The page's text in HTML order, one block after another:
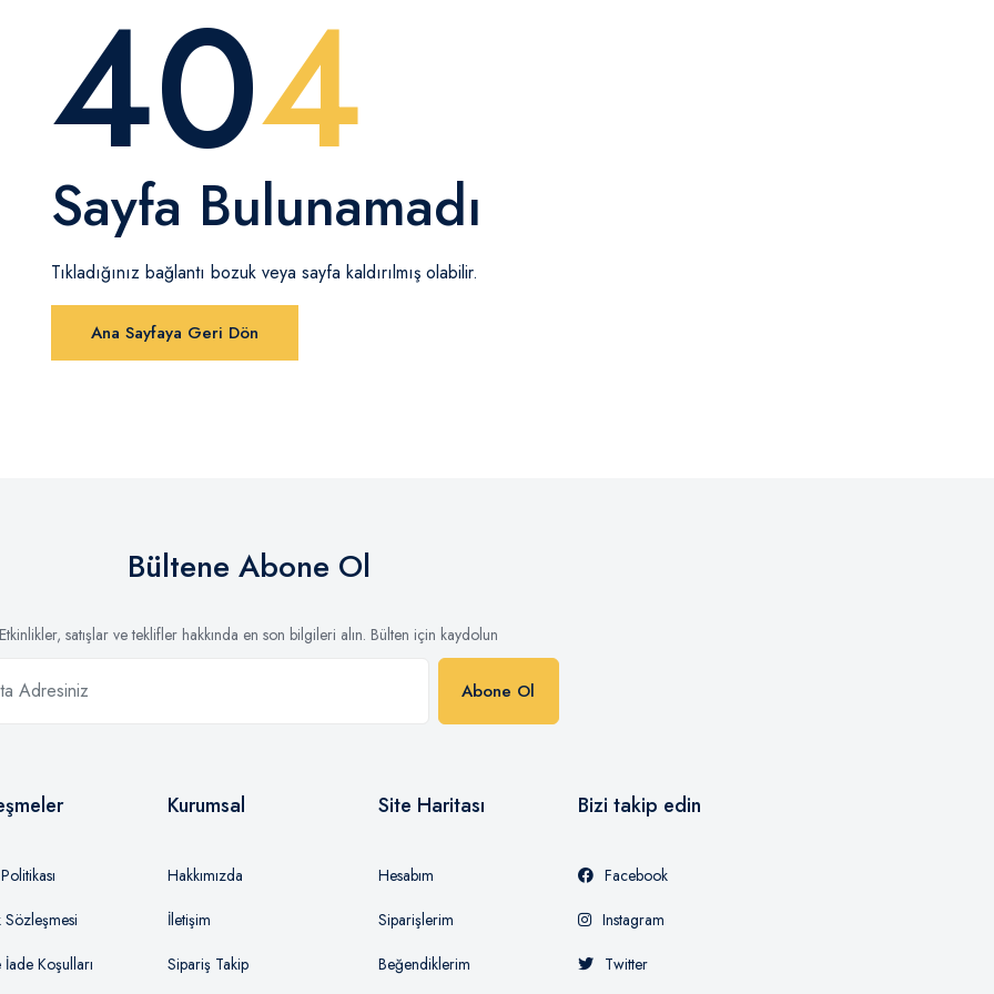
404
Sayfa Bulunamadı
Tıkladığınız bağlantı bozuk veya sayfa kaldırılmış olabilir.
Ana Sayfaya Geri Dön
Bültene Abone Ol
Etkinlikler, satışlar ve teklifler hakkında en son bilgileri alın. Bülten için kaydolun
Abone Ol
İade Koşulları
Kurumsal
Hakkımızda
İletişim
Sipariş Takip
Site Haritası
Hesabım
Siparişlerim
Beğendiklerim
Bizi takip edin
Facebook
Instagram
Twitter